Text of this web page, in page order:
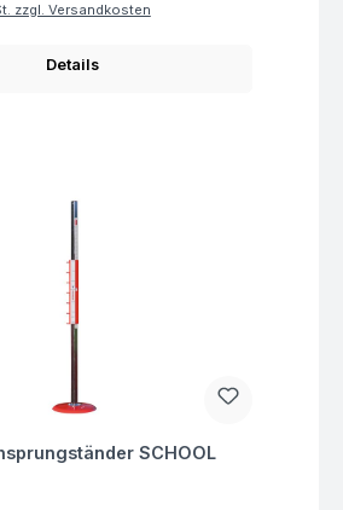
zzgl. Versandkosten
Details
Artikel SCHOOL